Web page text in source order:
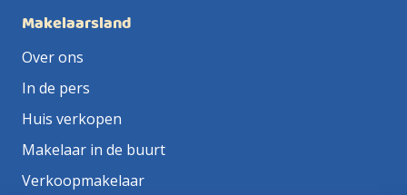
Makelaarsland
Over ons
In de pers
Huis verkopen
Makelaar in de buurt
Verkoopmakelaar